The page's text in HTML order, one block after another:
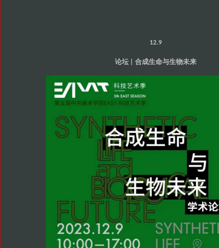
12.9
论坛 |合成生命与生物未来